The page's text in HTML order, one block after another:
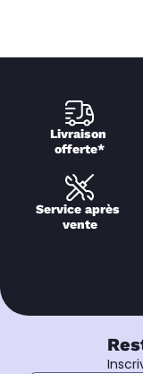
Livraison
offerte*
Service après
vente